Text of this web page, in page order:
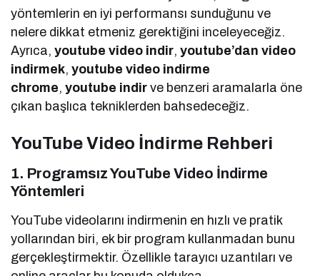
yöntemlerin en iyi performansı sunduğunu ve
nelere dikkat etmeniz gerektiğini inceleyeceğiz.
Ayrıca,youtube video indir,youtube’dan video
indirmek,youtube video indirme
chrome,youtube indir ve benzeri aramalarla öne
çıkan başlıca tekniklerden bahsedeceğiz.
YouTube Video İndirme Rehberi
1. Programsız YouTube Video İndirme
Yöntemleri
YouTube videolarını indirmenin en hızlı ve pratik
yollarından biri, ek bir program kullanmadan bunu
gerçekleştirmektir. Özellikle tarayıcı uzantıları ve